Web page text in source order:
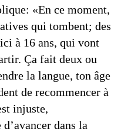
«En ce moment,
qui tombent; des
à 16 ans, qui vont
Ça fait deux ou
la langue, ton âge
de recommencer à
injuste,
dans la